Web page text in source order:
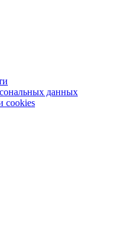
данных
cookies